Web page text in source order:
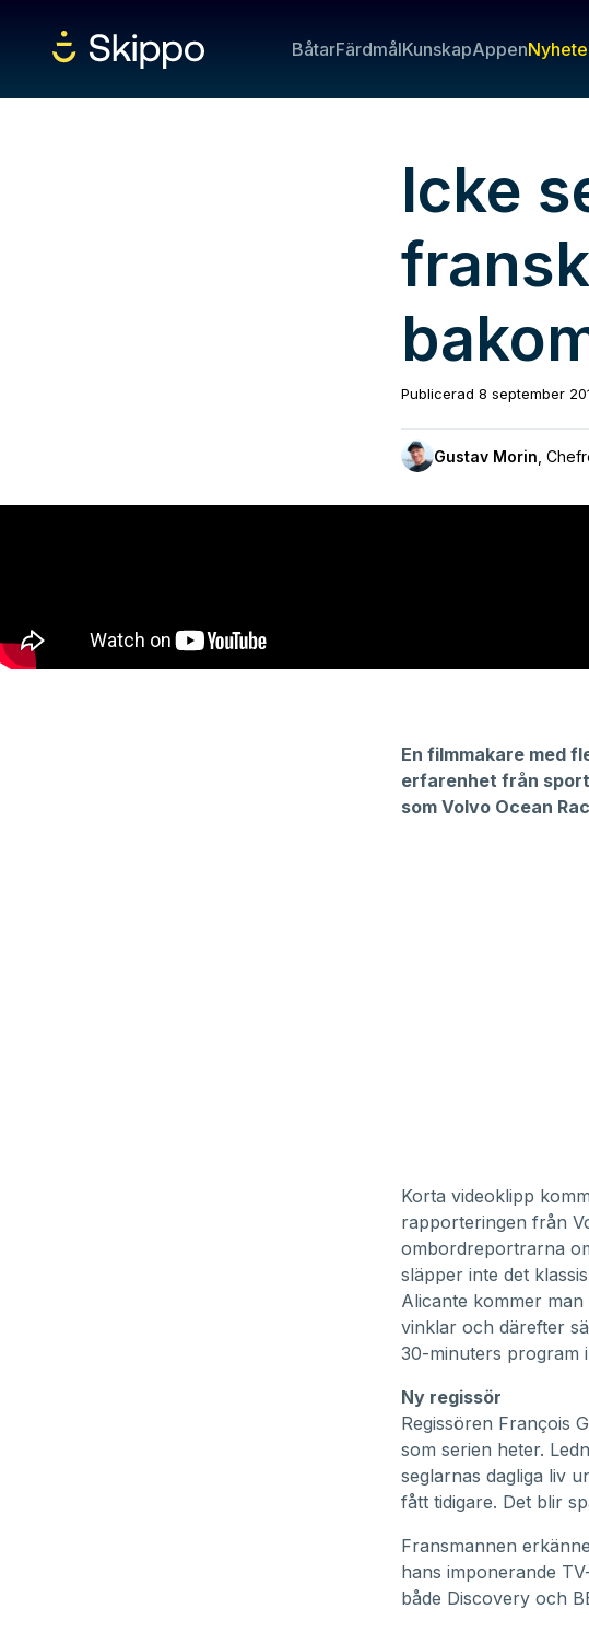
BåtarFärdmålKunskapAppen
Icke
Publicerad 8 september
Gustav Morin
En filmmakare med
erfarenhet från
som Volvo Ocean
Korta videoklipp
rapporteringen från
ombordreportrarna
släpper inte det
Alicante kommer
vinklar och därefter
30-minuters program
Ny regissör
Regissören François
som serien heter.
seglarnas dagliga liv
fått tidigare. Det blir
Fransmannen
hans imponerande
både Discovery och